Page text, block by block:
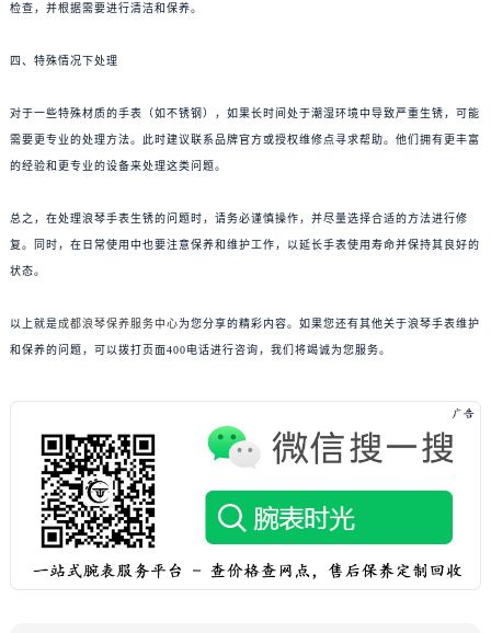
检查，并根据需要进行清洁和保养。
四、特殊情况下处理
对于一些特殊材质的手表（如不锈钢），如果长时间处于潮湿环境中导致严重生锈，可能
需要更专业的处理方法。此时建议联系品牌官方或授权维修点寻求帮助。他们拥有更丰富
的经验和更专业的设备来处理这类问题。
总之，在处理浪琴手表生锈的问题时，请务必谨慎操作，并尽量选择合适的方法进行修
复。同时，在日常使用中也要注意保养和维护工作，以延长手表使用寿命并保持其良好的
状态。
以上就是成都浪琴保养服务中心为您分享的精彩内容。如果您还有其他关于浪琴手表维护
和保养的问题，可以拨打页面400电话进行咨询，我们将竭诚为您服务。